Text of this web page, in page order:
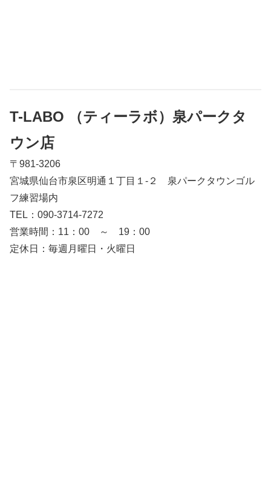
T-LABO （ティーラボ）泉パークタ
ウン店
〒981-3206
宮城県仙台市泉区明通１丁目１-２ 泉パークタウンゴル
フ練習場内
TEL：090-3714-7272
営業時間：11：00 ～ 19：00
定休日：毎週月曜日・火曜日